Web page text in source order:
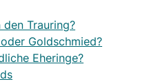
Trauring?
Goldschmied?
Eheringe?